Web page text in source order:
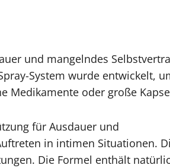
und mangelndes
System wurde entwickelt,
Medikamente oder große
für Ausdauer und
in intimen Situationen.
Die Formel enthält